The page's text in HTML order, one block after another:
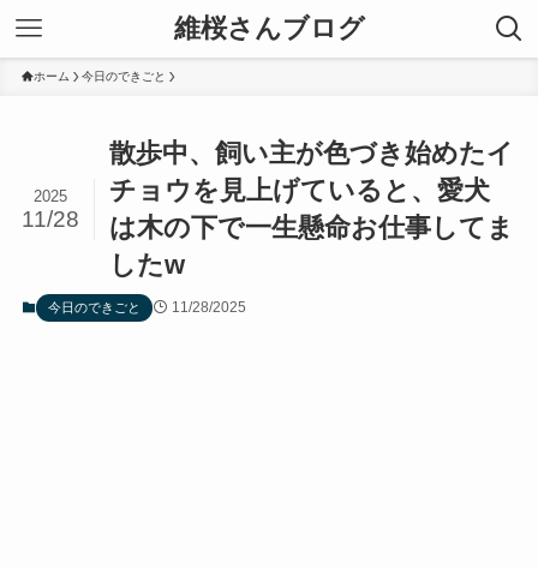
維桜さんブログ
ホーム 今日のできごと
散歩中、飼い主が色づき始めたイ
チョウを見上げていると、愛犬
は木の下で一生懸命お仕事してま
したw
2025
11/28
今日のできごと 11/28/2025